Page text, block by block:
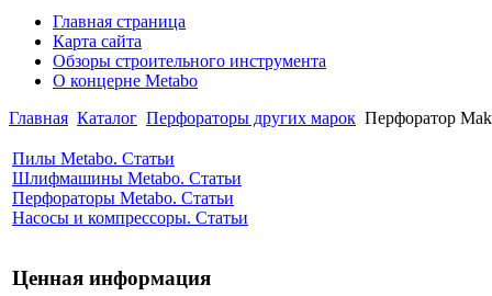
Главная страница
Карта сайта
Обзоры строительного инструмента
О концерне Metabo
Главная Каталог Перфораторы других марок Перфоратор
Пилы Metabo. Статьи
Шлифмашины Metabo. Статьи
Перфораторы Metabo. Статьи
Насосы и компрессоры. Статьи
Ценная информация